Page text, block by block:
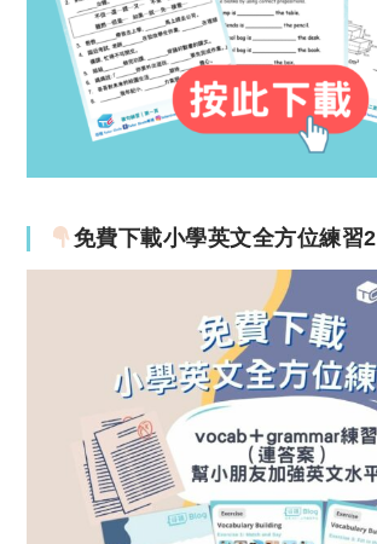
免費下載小學英文全方位練習2